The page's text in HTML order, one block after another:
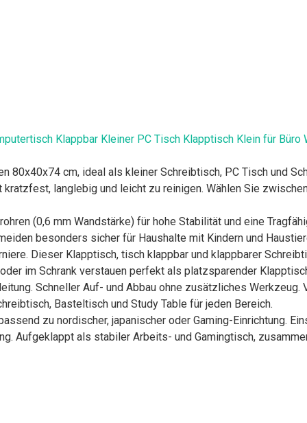
Klappbar Kleiner PC Tisch Klapptisch Klein für
80x40x74 cm, ideal als kleiner Schreibtisch, PC Tisch und
langlebig und leicht zu reinigen. Wählen Sie
(0,6 mm Wandstärke) für hohe Stabilität und eine
besonders sicher für Haushalte mit Kindern und
Dieser Klapptisch, tisch klappbar und klappbarer
im Schrank verstauen perfekt als platzsparender
Schneller Auf- und Abbau ohne zusätzliches
Basteltisch und Study Table für jeden Bereich.
zu nordischer, japanischer oder Gaming-Einrichtung.
Aufgeklappt als stabiler Arbeits- und Gamingtisch,